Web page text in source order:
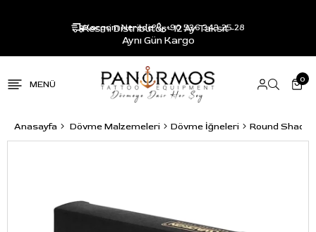
Resmi Distribütör - 12 Ay Taksit -
Aynı Gün Kargo
Kargom Nerede? +90 536 343 25 28
0
Anasayfa Dövme Malzemeleri Dövme İğneleri Round